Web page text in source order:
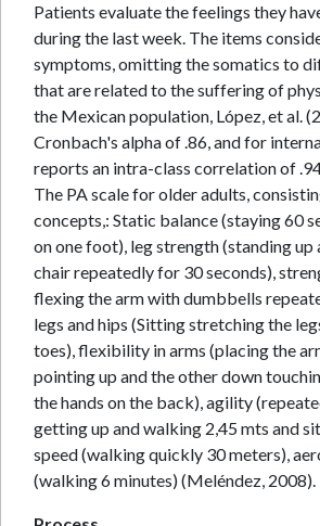
Patients evaluate the feelings they
during the last week. The items
symptoms, omitting the somatics to
that are related to the suffering of
the Mexican population, López, et al.
Cronbach's alpha of .86, and for
reports an intra-class correlation of
The PA scale for older adults,
concepts,: Static balance (staying 60
on one foot), leg strength (standing up
chair repeatedly for 30 seconds),
flexing the arm with dumbbells
legs and hips (Sitting stretching the
toes), flexibility in arms (placing the
pointing up and the other down
the hands on the back), agility
getting up and walking 2,45 mts and
speed (walking quickly 30 meters),
(walking 6 minutes) (Meléndez, 2008).